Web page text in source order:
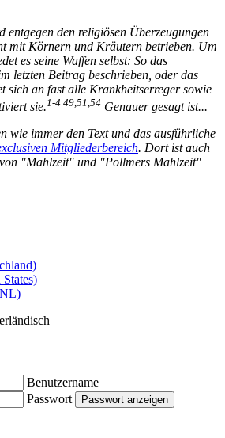
entgegen den religiösen Überzeugungen
mit Körnern und Kräutern betrieben. Um
es seine Waffen selbst: So das
letzten Beitrag beschrieben, oder das
sich an fast alle Krankheitserreger sowie
sie.1-4 49,51,54 Genauer gesagt ist...
wie immer den Text und das ausführliche
Mitgliederbereich. Dort ist auch
"Mahlzeit" und "Pollmers Mahlzeit"
Benutzername
Passwort
Passwort anzeigen